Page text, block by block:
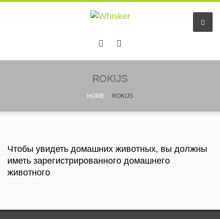
ROKIJS
HOME ROKIJS
Чтобы увидеть домашних животных, вы должны
иметь зарегистрированного домашнего
животного